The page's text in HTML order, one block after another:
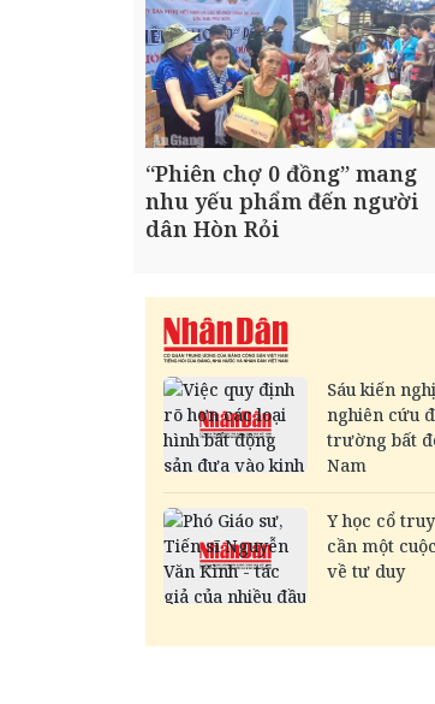
“Phiên chợ 0 đồng” mang
nhu yếu phẩm đến người
dân Hòn Rỏi